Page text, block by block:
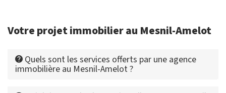
Votre projet immobilier au Mesnil-Amelot
Quels sont les services offerts par une agence
immobilière au Mesnil-Amelot ?